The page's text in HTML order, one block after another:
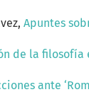
Apuntes
de la filosofía
ante